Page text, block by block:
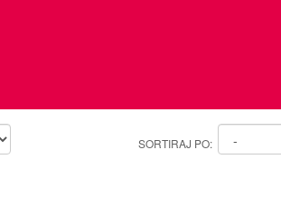
Tableti i oprema SORTIRAJ PO: